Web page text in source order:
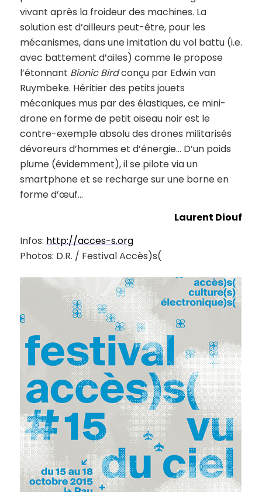
vivant après la froideur des machines. La
solution est d’ailleurs peut-être, pour les
mécanismes, dans une imitation du vol battu (i.e.
avec battement d’ailes) comme le propose
l’étonnant Bionic Birdconçu par Edwin van
Ruymbeke. Héritier des petits jouets
mécaniques mus par des élastiques, ce mini-
drone en forme de petit oiseau noir est le
contre-exemple absolu des drones militarisés
dévoreurs d’hommes et d’énergie… D’un poids
plume (évidemment), il se pilote via un
smartphone et se recharge sur une borne en
forme d’œuf…
Laurent Diouf
Infos: http://acces-s.org
Photos: D.R. / Festival Accès)s(